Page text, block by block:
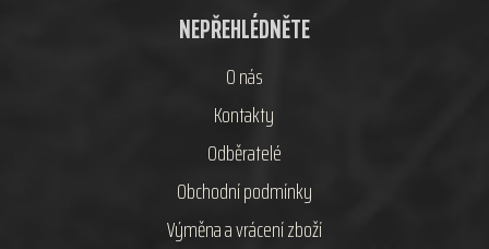
NEPŘEHLÉDNĚTE
O nás
Kontakty
Odběratelé
Obchodní podmínky
Výměna a vrácení zboží